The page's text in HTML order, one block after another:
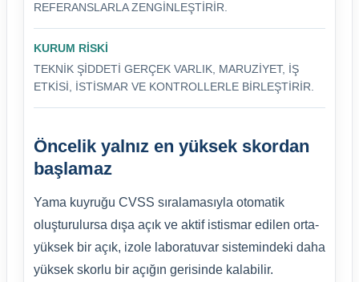
REFERANSLARLA ZENGINLEŞTIRIR.
KURUM RISKI
TEKNIK ŞIDDETI GERÇEK VARLIK, MARUZIYET, IŞ
ETKISI, ISTISMAR VE KONTROLLERLE BIRLEŞTIRIR.
Öncelik yalnız en yüksek skordan
başlamaz
Yama kuyruğu CVSS sıralamasıyla otomatik
oluşturulursa dışa açık ve aktif istismar edilen orta-
yüksek bir açık, izole laboratuvar sistemindeki daha
yüksek skorlu bir açığın gerisinde kalabilir.